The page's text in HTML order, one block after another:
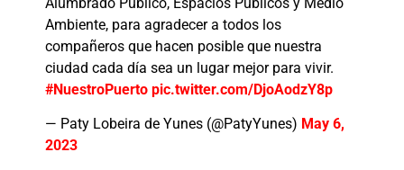
Ambiente, para agradecer a todos los
compañeros que hacen posible que nuestra
ciudad cada día sea un lugar mejor para vivir.
#NuestroPuerto pic.twitter.com/DjoAodzY8p
— Paty Lobeira de Yunes (@PatyYunes) May 6,
2023